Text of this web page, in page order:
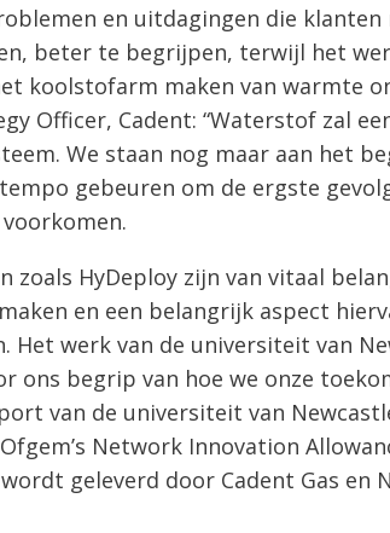
en uitdagingen die klanten
beter te begrijpen, terwijl het
koolstofarm maken van warmte
Officer, Cadent: “Waterstof zal
We staan ​​nog maar aan het
gebeuren om de ergste
zoals HyDeploy zijn van vitaal
en een belangrijk aspect
Het werk van de universiteit van
ons begrip van hoe we onze
van de universiteit van
Network Innovation
geleverd door Cadent Gas en